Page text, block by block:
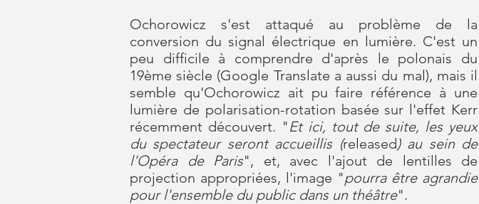
Ochorowicz s'est attaqué au problème de la
conversion du signal électrique en lumière. C'est un
peu difficile à comprendre d'après le polonais du
19ème siècle (Google Translate a aussi du mal), mais il
semble qu'Ochorowicz ait pu faire référence à une
lumière de polarisation-rotation basée sur l'effet Kerr
récemment découvert. "Et ici, tout de suite, les yeux
du spectateur seront accueillis (released) au sein de
l'Opéra de Paris", et, avec l'ajout de lentilles de
projection appropriées, l'image "pourra être agrandie
pour l'ensemble du public dans un théâtre".